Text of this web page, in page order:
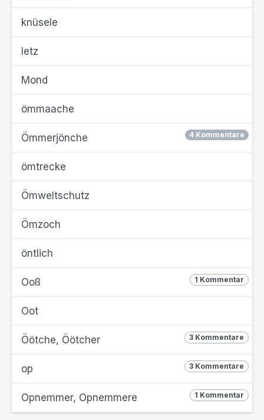
knüsele
letz
Mond
ömmaache
4 Kommentare
Ömmerjönche
ömtrecke
Ömweltschutz
Ömzoch
öntlich
1 Kommentar
Ooß
Oot
3 Kommentare
Öötche, Öötcher
3 Kommentare
op
1 Kommentar
Opnemmer, Opnemmere